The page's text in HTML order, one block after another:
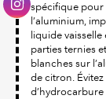
spécifique pour
l’aluminium,
liquide
parties ternies
blanches sur
de citron.